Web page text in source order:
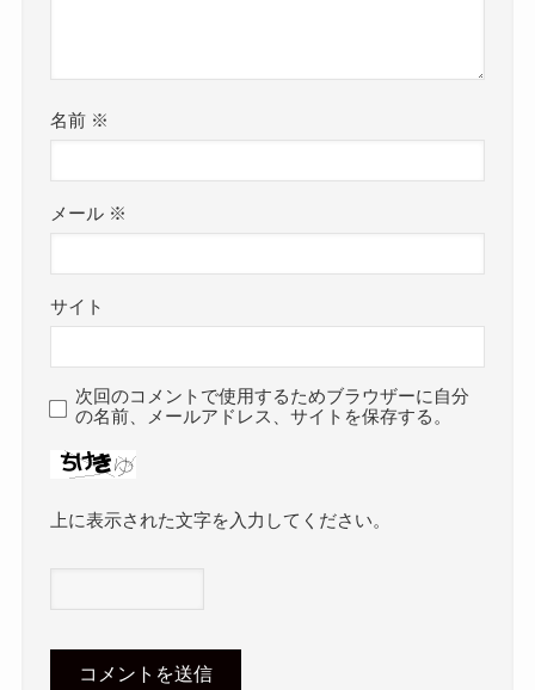
名前 ※
メール ※
サイト
次回のコメントで使用するためブラウザーに自分
の名前、メールアドレス、サイトを保存する。
上に表示された文字を入力してください。